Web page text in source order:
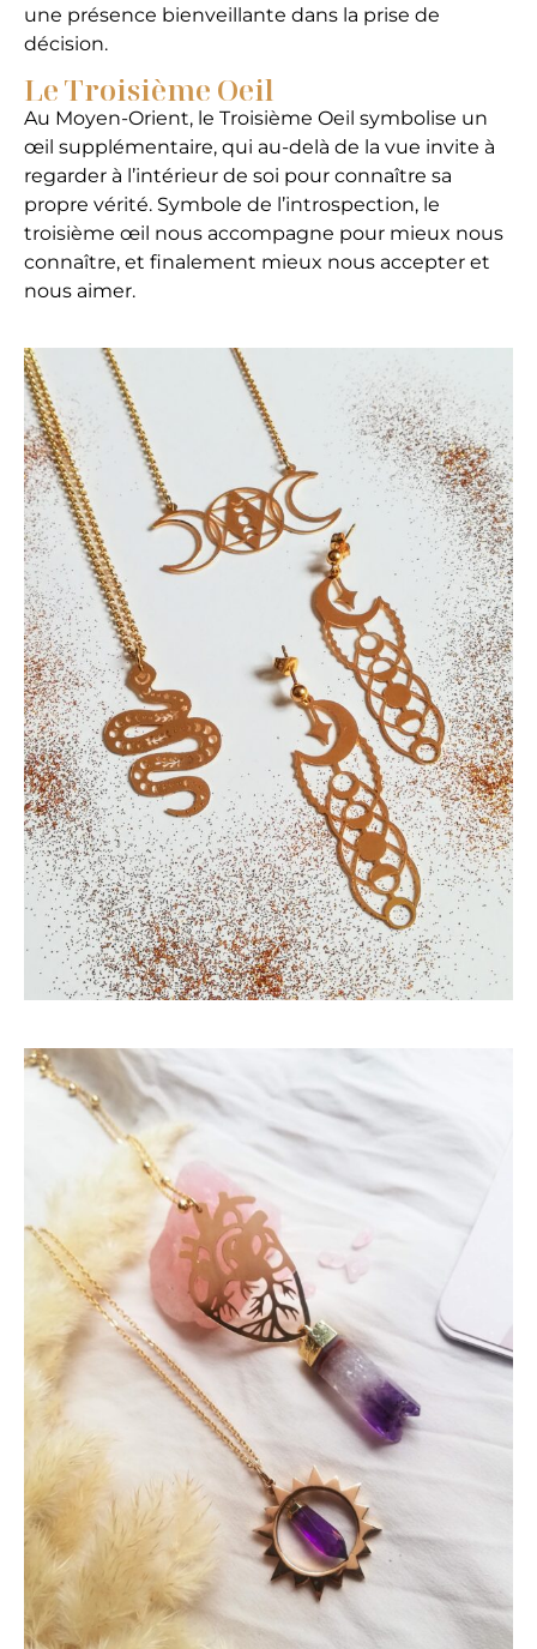
une présence bienveillante dans la prise de
décision.
Le Troisième Oeil
Au Moyen-Orient, le Troisième Oeil symbolise un
œil supplémentaire, qui au-delà de la vue invite à
regarder à l’intérieur de soi pour connaître sa
propre vérité. Symbole de l’introspection, le
troisième œil nous accompagne pour mieux nous
connaître, et finalement mieux nous accepter et
nous aimer.